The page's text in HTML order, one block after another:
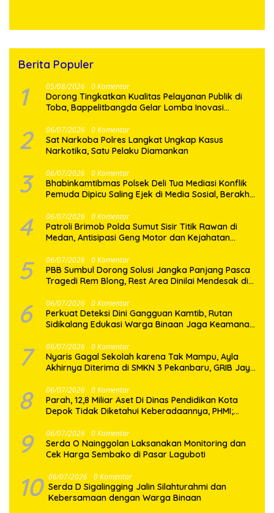
Berita Populer
1 05/08/2026 0 Komentar
Dorong Tingkatkan Kualitas Pelayanan Publik di
Toba, Bappelitbangda Gelar Lomba Inovasi
2 06/07/2026 0 Komentar
Sat Narkoba Polres Langkat Ungkap Kasus
Narkotika, Satu Pelaku Diamankan
3 06/07/2026 0 Komentar
Bhabinkamtibmas Polsek Deli Tua Mediasi Konflik
Pemuda Dipicu Saling Ejek di Media Sosial, Berakhir
4 06/07/2026 0 Komentar
Patroli Brimob Polda Sumut Sisir Titik Rawan di
Medan, Antisipasi Geng Motor dan Kejahatan
5 06/07/2026 0 Komentar
PBB Sumbul Dorong Solusi Jangka Panjang Pasca
Tragedi Rem Blong, Rest Area Dinilai Mendesak di
6 06/07/2026 0 Komentar
Perkuat Deteksi Dini Gangguan Kamtib, Rutan
Sidikalang Edukasi Warga Binaan Jaga Keamanan
7 06/07/2026 0 Komentar
Nyaris Gagal Sekolah karena Tak Mampu, Ayla
Akhirnya Diterima di SMKN 3 Pekanbaru, GRIB Jaya
8 06/07/2026 0 Komentar
Parah, 12,8 Miliar Aset Di Dinas Pendidikan Kota
Depok Tidak Diketahui Keberadaannya, PHMI;
9 06/07/2026 0 Komentar
Serda O Nainggolan Laksanakan Monitoring dan
Cek Harga Sembako di Pasar Laguboti
10 06/07/2026 0 Komentar
Serda D Sigalingging Jalin Silahturahmi dan
Kebersamaan dengan Warga Binaan